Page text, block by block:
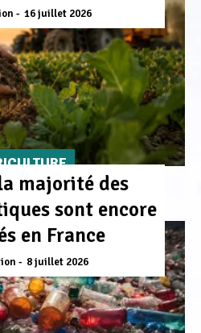
16 juillet 2026
majorité des
sont encore
en France
8 juillet 2026